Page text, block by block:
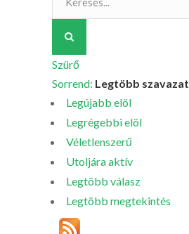
Szürő
Sorrend: Legtöbb szavazat
Legújabb elöl
Legrégebbi elöl
Véletlenszerű
Utoljára aktív
Legtöbb válasz
Legtöbb megtekintés